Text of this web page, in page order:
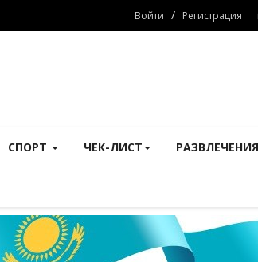
Войти / Регистрация
СПОРТ ЧЕК-ЛИСТ РАЗВЛЕЧЕНИЯ